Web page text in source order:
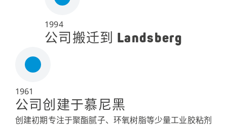
1994
公司搬迁到 Landsberg
1961
公司创建于慕尼黑
创建初期专注于聚酯腻子、环氧树脂等少量工业胶粘剂